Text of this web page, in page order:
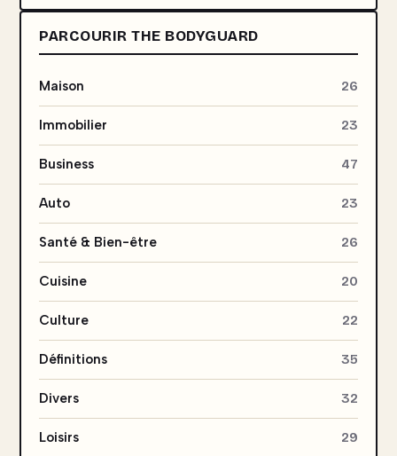
PARCOURIR THE BODYGUARD
Maison 26
Immobilier 23
Business 47
Auto 23
Santé & Bien-être 26
Cuisine 20
Culture 22
Définitions 35
Divers 32
Loisirs 29